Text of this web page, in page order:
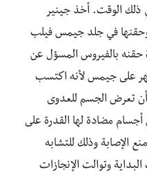
ذلك الوقت. أخذ جينير
في جلد جيمس فيلب
بفترة حقنه بالفيروس المسؤل عن
على جيمس لأنه اكتسب
تعرض الجسم للعدوى
أجسام مضادة لها القدرة على
الإصابة وذلك للتشابه
وتوالت الإنجازات